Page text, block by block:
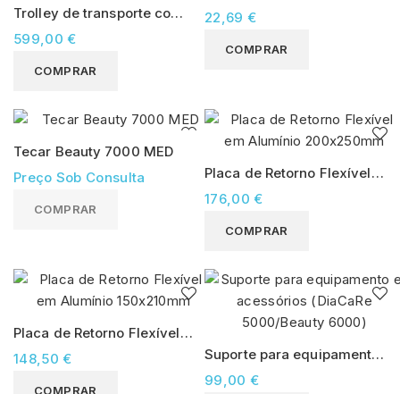
Trolley de transporte com
rodas para Globus Diacare
7000
599,00 €
COMPRAR
MEMOTECAR 1000 ml
22,69 €
COMPRAR
Tecar Beauty 7000 MED
Preço Sob Consulta
COMPRAR
Placa de Retorno Flexível
em Alumínio 200x250mm
176,00 €
COMPRAR
Placa de Retorno Flexível
em Alumínio 150x210mm
148,50 €
COMPRAR
Suporte para equipamento
e acessórios (DiaCaRe
99,00 €